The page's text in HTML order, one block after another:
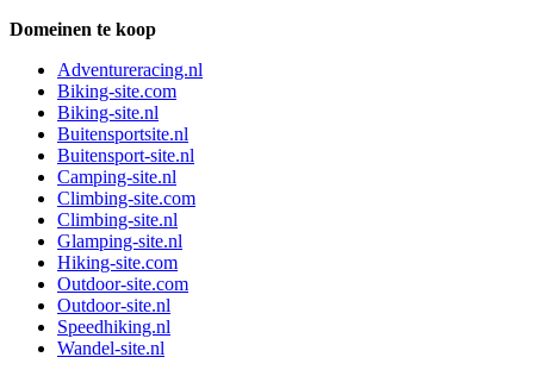
Domeinen te koop
Adventureracing.nl
Biking-site.com
Biking-site.nl
Buitensportsite.nl
Buitensport-site.nl
Camping-site.nl
Climbing-site.com
Climbing-site.nl
Glamping-site.nl
Hiking-site.com
Outdoor-site.com
Outdoor-site.nl
Speedhiking.nl
Wandel-site.nl